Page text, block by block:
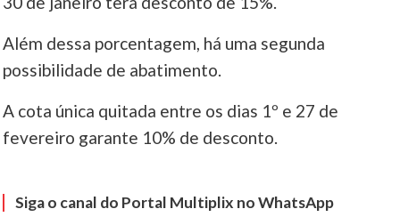
Além dessa porcentagem, há uma segunda
possibilidade de abatimento.
A cota única quitada entre os dias 1º e 27 de
fevereiro garante 10% de desconto.
Siga o canal do Portal Multiplix no WhatsApp